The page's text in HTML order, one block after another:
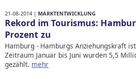
21-08-2014 | MARKTENTWICKLUNG
Rekord im Tourismus:
Prozent zu
Hamburg - Hamburgs Anziehungskraft
Zeitraum Januar bis Juni wurden 5,5
gezählt. mehr